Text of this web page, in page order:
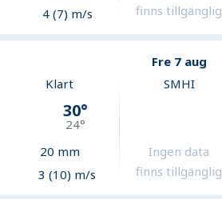
4 (7) m/s
finns tillgänglig
Fre 7 aug
Klart
30°
24°
20 mm
3 (10) m/s
SMHI
Ingen data
finns tillgänglig